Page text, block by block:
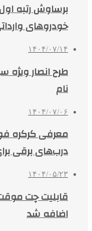
برساوش رتبه
خودروهای
۱۴۰۴/۰۷/۱۴
نام
۱۴۰۴/۰۷/۰۶
درب‌های برقی
۱۴۰۴/۰۵/۲۳
قابلیت چت
اضافه شد